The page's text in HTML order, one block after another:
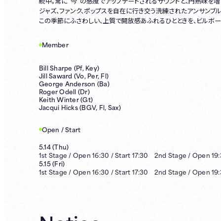
ジャズ、ファンク、ポップスを自在に行き交う洗練されたアンサン
この季節にふさわしい、上質で開放感あふれるひとときを、ビルボ
Member
Bill Sharpe (Pf, Key)
Jill Saward (Vo, Per, Fl)
George Anderson (Ba)
Roger Odell (Dr)
Keith Winter (Gt)
Jacqui Hicks (BGV, Fl, Sax)
Open / Start
5.14(Thu)
1st Stage / Open16:30 /Start 17:30 2nd Stage / Open
5.15(Fri)
1st Stage / Open16:30 /Start 17:30 2nd Stage / Open